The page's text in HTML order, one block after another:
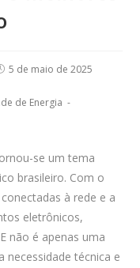
5 de maio de 2025
de Energia
se um tema
brasileiro. Com o
à rede e a
eletrônicos,
não é apenas uma
técnica e